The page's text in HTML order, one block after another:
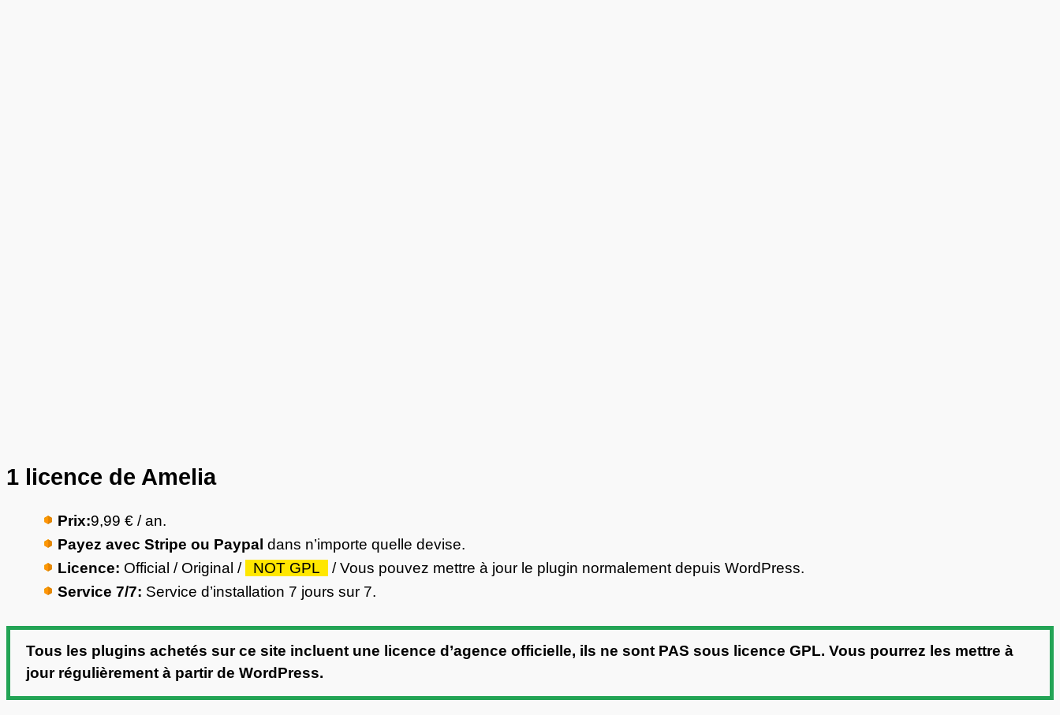
1 licence de Amelia
Prix:9,99 € / an.
Payez avec Stripe ou Paypal dans n’importe quelle devise.
Licence: Official / Original / NOT GPL
/ Vous pouvez mettre à jour le plugin normalement depuis WordPress.
Service 7/7: Service d’installation 7 jours sur 7.
Tous les plugins achetés sur ce site incluent une licence d’agence officielle, ils ne sont PAS sous licence GPL. Vous pourrez les mettre à
jour régulièrement à partir de WordPress.